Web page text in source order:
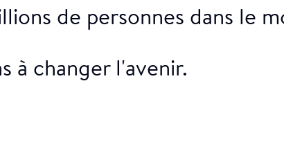
de personnes dans le
à changer l'avenir.